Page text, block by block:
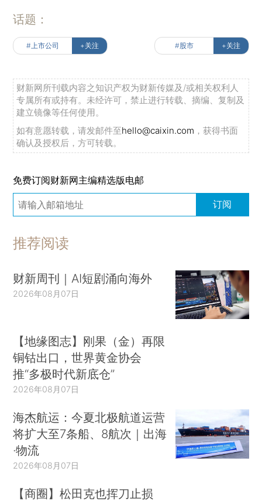
话题：
#上市公司 +关注 #股市 +关注
财新网所刊载内容之知识产权为财新传媒及/或相关权利人
专属所有或持有。未经许可，禁止进行转载、摘编、复制及
建立镜像等任何使用。
如有意愿转载，请发邮件至hello@caixin.com ，获得书面
确认及授权后，方可转载。
免费订阅财新网主编精选版电邮
订阅
推荐阅读
财新周刊｜AI短剧涌向海外
2026年08月07日
【地缘图志】刚果（金）再限
铜钴出口，世界黄金协会
推“多极时代新底仓”
2026年08月07日
海杰航运：今夏北极航道运营
将扩大至7条船、8航次｜出海
·物流
2026年08月07日
【商圈】松田克也挥刀止损